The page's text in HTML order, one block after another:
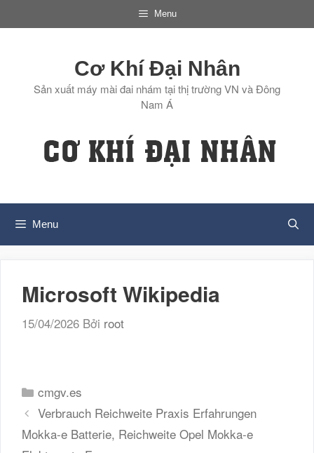
đến
Menu
Cơ Khí Đại Nhân
Sản xuất máy mài đai nhám tại thị trường VN và Đông
Nam Á
Menu
Microsoft Wikipedia
15/04/2026 Bởi root
Danh
mục
cmgv.es
Verbrauch Reichweite Praxis Erfahrungen
Mokka-e Batterie, Reichweite Opel Mokka-e